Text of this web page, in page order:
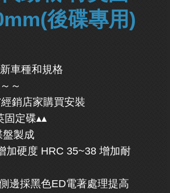
後碟專用)
車種和規格
～
銷店家購買安裝
固定碟▴▴
盤製成
加硬度 HRC 35~38 增加耐
邊採黑色ED電著處理提高